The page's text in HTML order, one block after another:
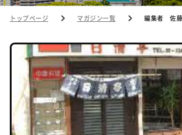
トップページ マガジン一覧 編集者 佐藤